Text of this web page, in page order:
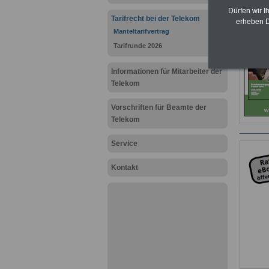
Tarifrecht bei der Telekom
Manteltarifvertrag
Tarifrunde 2026
Informationen für Mitarbeiter der
Telekom
Vorschriften für Beamte der
Telekom
Service
Kontakt
Dürfen wir
erheben